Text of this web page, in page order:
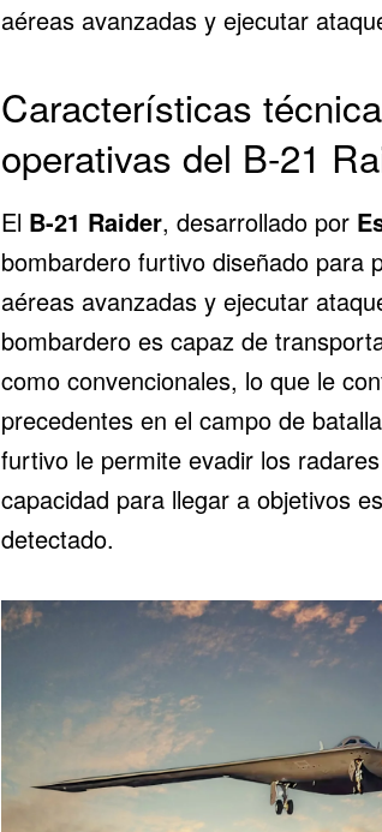
aéreas avanzadas y ejecutar
Características
operativas del B-21
El B-21 Raider, desarrollado por
bombardero furtivo diseñado para
aéreas avanzadas y ejecutar
bombardero es capaz de
como convencionales, lo que le
precedentes en el campo de
furtivo le permite evadir los
capacidad para llegar a objetivos
detectado.